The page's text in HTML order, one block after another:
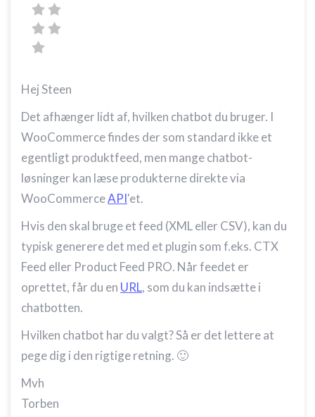
Hej Steen
Det afhænger lidt af, hvilken chatbot du bruger. I
WooCommerce findes der som standard ikke et
egentligt produktfeed, men mange chatbot-
løsninger kan læse produkterne direkte via
WooCommerceAPI'et.
Hvis den skal bruge et feed (XML eller CSV), kan du
typisk generere det med et plugin som f.eks. CTX
Feed eller Product Feed PRO. Når feedet er
oprettet, får du en URL, som du kan indsætte i
chatbotten.
Hvilken chatbot har du valgt? Så er det lettere at
pege dig i den rigtige retning. 🙂
Mvh
Torben